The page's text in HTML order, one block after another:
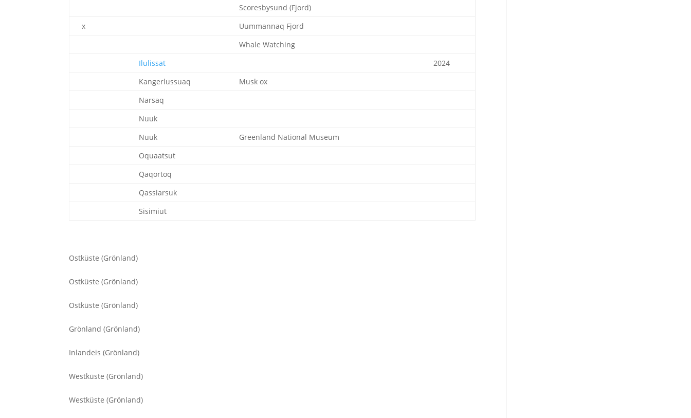
Scoresbysund (Fjord)
x
Uummannaq Fjord
Whale Watching
Ilulissat
2024
Kangerlussuaq
Musk ox
Narsaq
Nuuk
Nuuk
Greenland National Museum
Oquaatsut
Qaqortoq
Qassiarsuk
Sisimiut
Ostküste (Grönland)
Ostküste (Grönland)
Ostküste (Grönland)
Grönland (Grönland)
Inlandeis (Grönland)
Westküste (Grönland)
Westküste (Grönland)